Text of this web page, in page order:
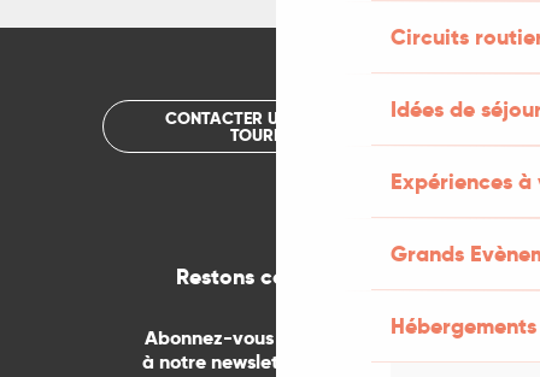
Circuits
Idées de
Expériences à
Grands
Hébergements
CONTACTER UN OFFICE DE
TOURISME
Restons connectés
Abonnez-vous gratuitement
à notre newsletter mensuelle